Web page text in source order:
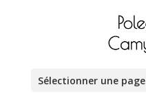
Sélectionner une page